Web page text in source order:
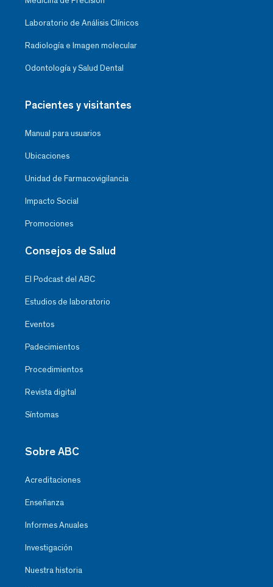
Laboratorio de Análisis Clínicos
Radiología e Imagen molecular
Odontología y Salud Dental
Pacientes y visitantes
Manual para usuarios
Ubicaciones
Unidad de Farmacovigilancia
Impacto Social
Promociones
Consejos de Salud
El Podcast del ABC
Estudios de laboratorio
Eventos
Padecimientos
Procedimientos
Revista digital
Síntomas
Sobre ABC
Acreditaciones
Enseñanza
Informes Anuales
Investigación
Nuestra historia